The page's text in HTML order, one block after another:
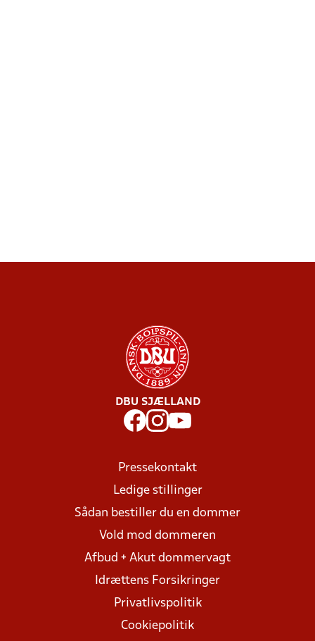
DBU SJÆLLAND
Pressekontakt
Ledige stillinger
Sådan bestiller du en dommer
Vold mod dommeren
Afbud + Akut dommervagt
Idrættens Forsikringer
Privatlivspolitik
Cookiepolitik